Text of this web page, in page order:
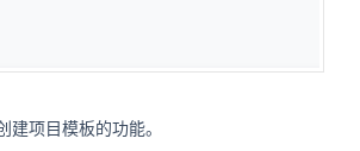
项目模板的功能。